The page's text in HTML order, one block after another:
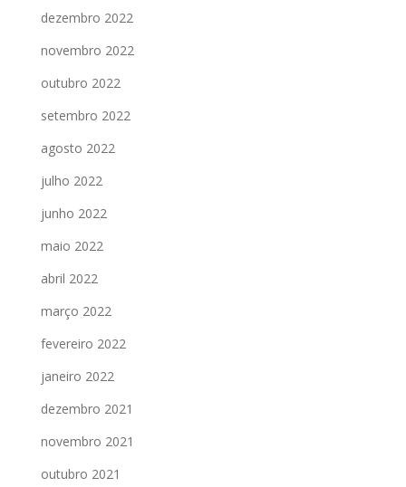
dezembro 2022
novembro 2022
outubro 2022
setembro 2022
agosto 2022
julho 2022
junho 2022
maio 2022
abril 2022
março 2022
fevereiro 2022
janeiro 2022
dezembro 2021
novembro 2021
outubro 2021